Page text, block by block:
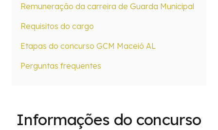
Remuneração da carreira de Guarda Municipal
Requisitos do cargo
Etapas do concurso GCM Maceió AL
Perguntas frequentes
Informações do concurso